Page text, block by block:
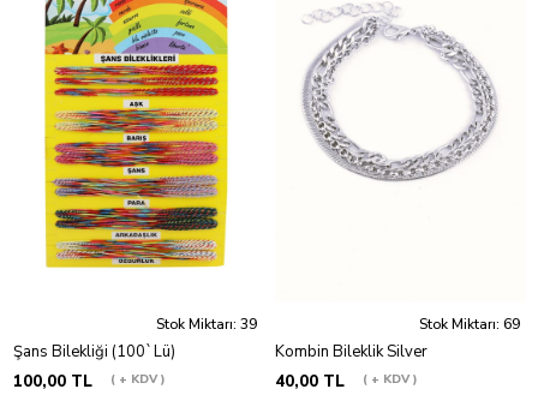
Stok Miktarı: 39
Şans Bilekliği (100`Lü)
100,00 TL
+ KDV
Stok Miktarı: 69
Kombin Bileklik Silver
40,00 TL
+ KDV